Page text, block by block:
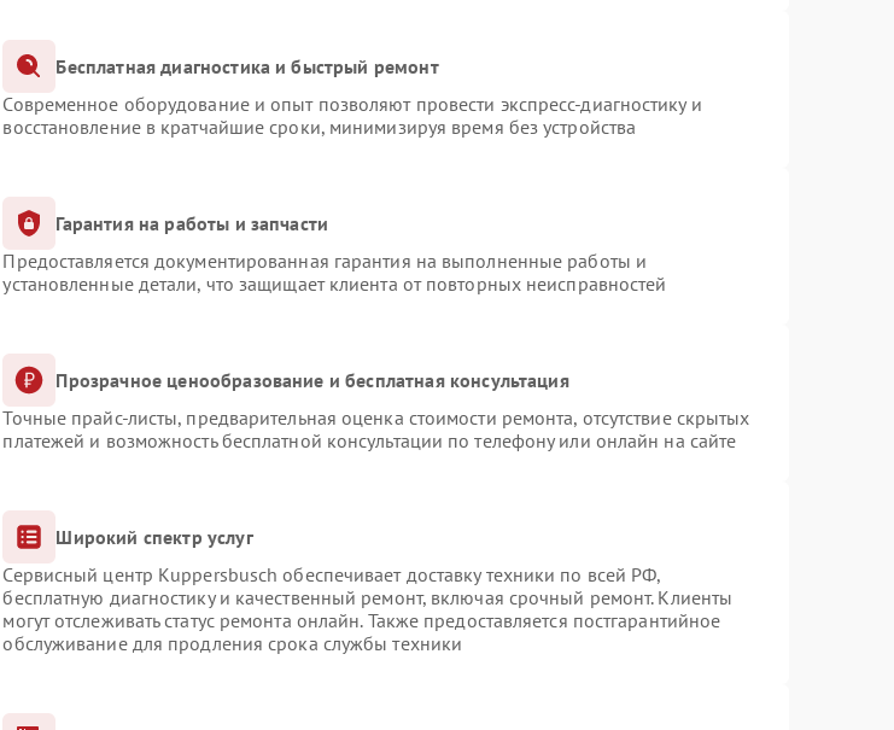
Бесплатная диагностика и быстрый ремонт
Современное оборудование и опыт позволяют провести экспресс-диагностику и
восстановление в кратчайшие сроки, минимизируя время без устройства
Гарантия на работы и запчасти
Предоставляется документированная гарантия на выполненные работы и
установленные детали, что защищает клиента от повторных неисправностей
Прозрачное ценообразование и бесплатная консультация
Точные прайс-листы, предварительная оценка стоимости ремонта, отсутствие скрытых
платежей и возможность бесплатной консультации по телефону или онлайн на сайте
Широкий спектр услуг
Сервисный центр Kuppersbusch обеспечивает доставку техники по всей РФ,
бесплатную диагностику и качественный ремонт, включая срочный ремонт. Клиенты
могут отслеживать статус ремонта онлайн. Также предоставляется постгарантийное
обслуживание для продления срока службы техники